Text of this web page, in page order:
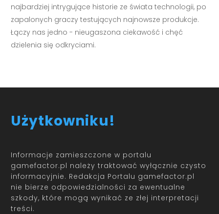
najbardziej intrygujące historie ze świata technologii, po
zapalonych graczy testujących najnowsze produkcje.
Łączy nas jedno - nieugaszona ciekawość i chęć
dzielenia się odkryciami.
Użytkowniku!
Informacje zamieszczone w portalu
gamefactor.pl należy traktować wyłącznie czysto
informacyjnie. Redakcja Portalu gamefactor.pl
nie bierze odpowiedzialności za ewentualne
szkody, które mogą wynikać ze złej interpretacji
treści.